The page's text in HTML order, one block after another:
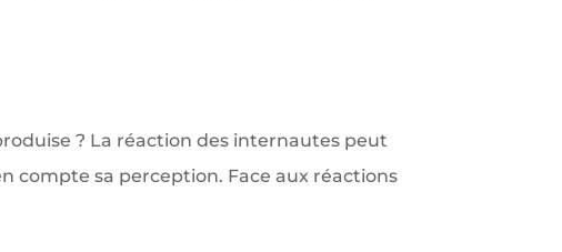
? La réaction des internautes peut
compte sa perception. Face aux réactions